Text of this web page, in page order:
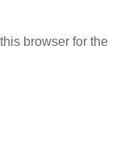
browser for the